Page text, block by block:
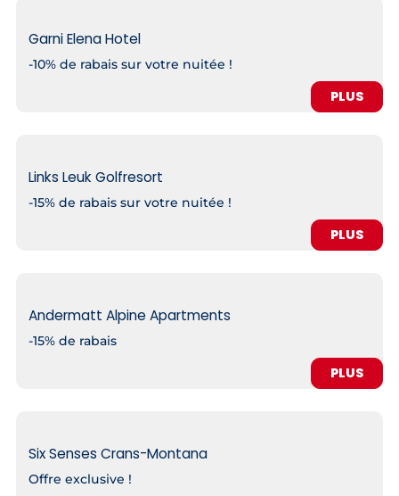
Garni Elena Hotel
-10% de rabais sur votre nuitée !
PLUS
Links Leuk Golfresort
-15% de rabais sur votre nuitée !
PLUS
Andermatt Alpine Apartments
-15% de rabais
PLUS
Six Senses Crans-Montana
Offre exclusive !